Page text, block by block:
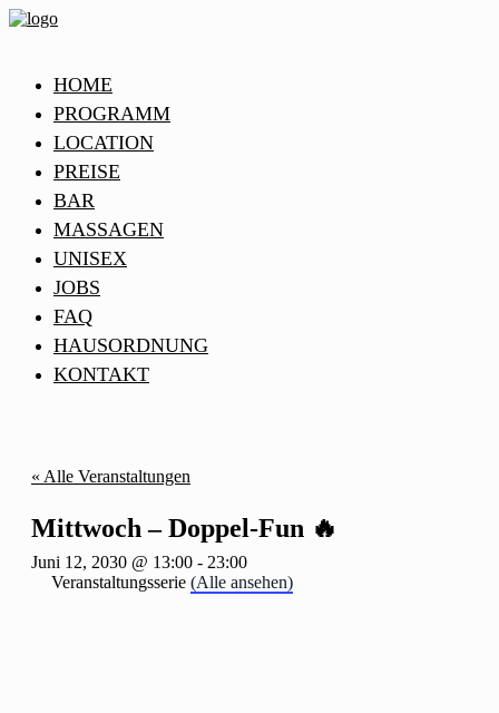
HOME
PROGRAMM
LOCATION
PREISE
BAR
MASSAGEN
UNISEX
JOBS
FAQ
HAUSORDNUNG
KONTAKT
« Alle Veranstaltungen
Mittwoch – Doppel-Fun 🔥
Juni 12, 2030 @ 13:00 - 23:00
Veranstaltungsserie (Alle ansehen)